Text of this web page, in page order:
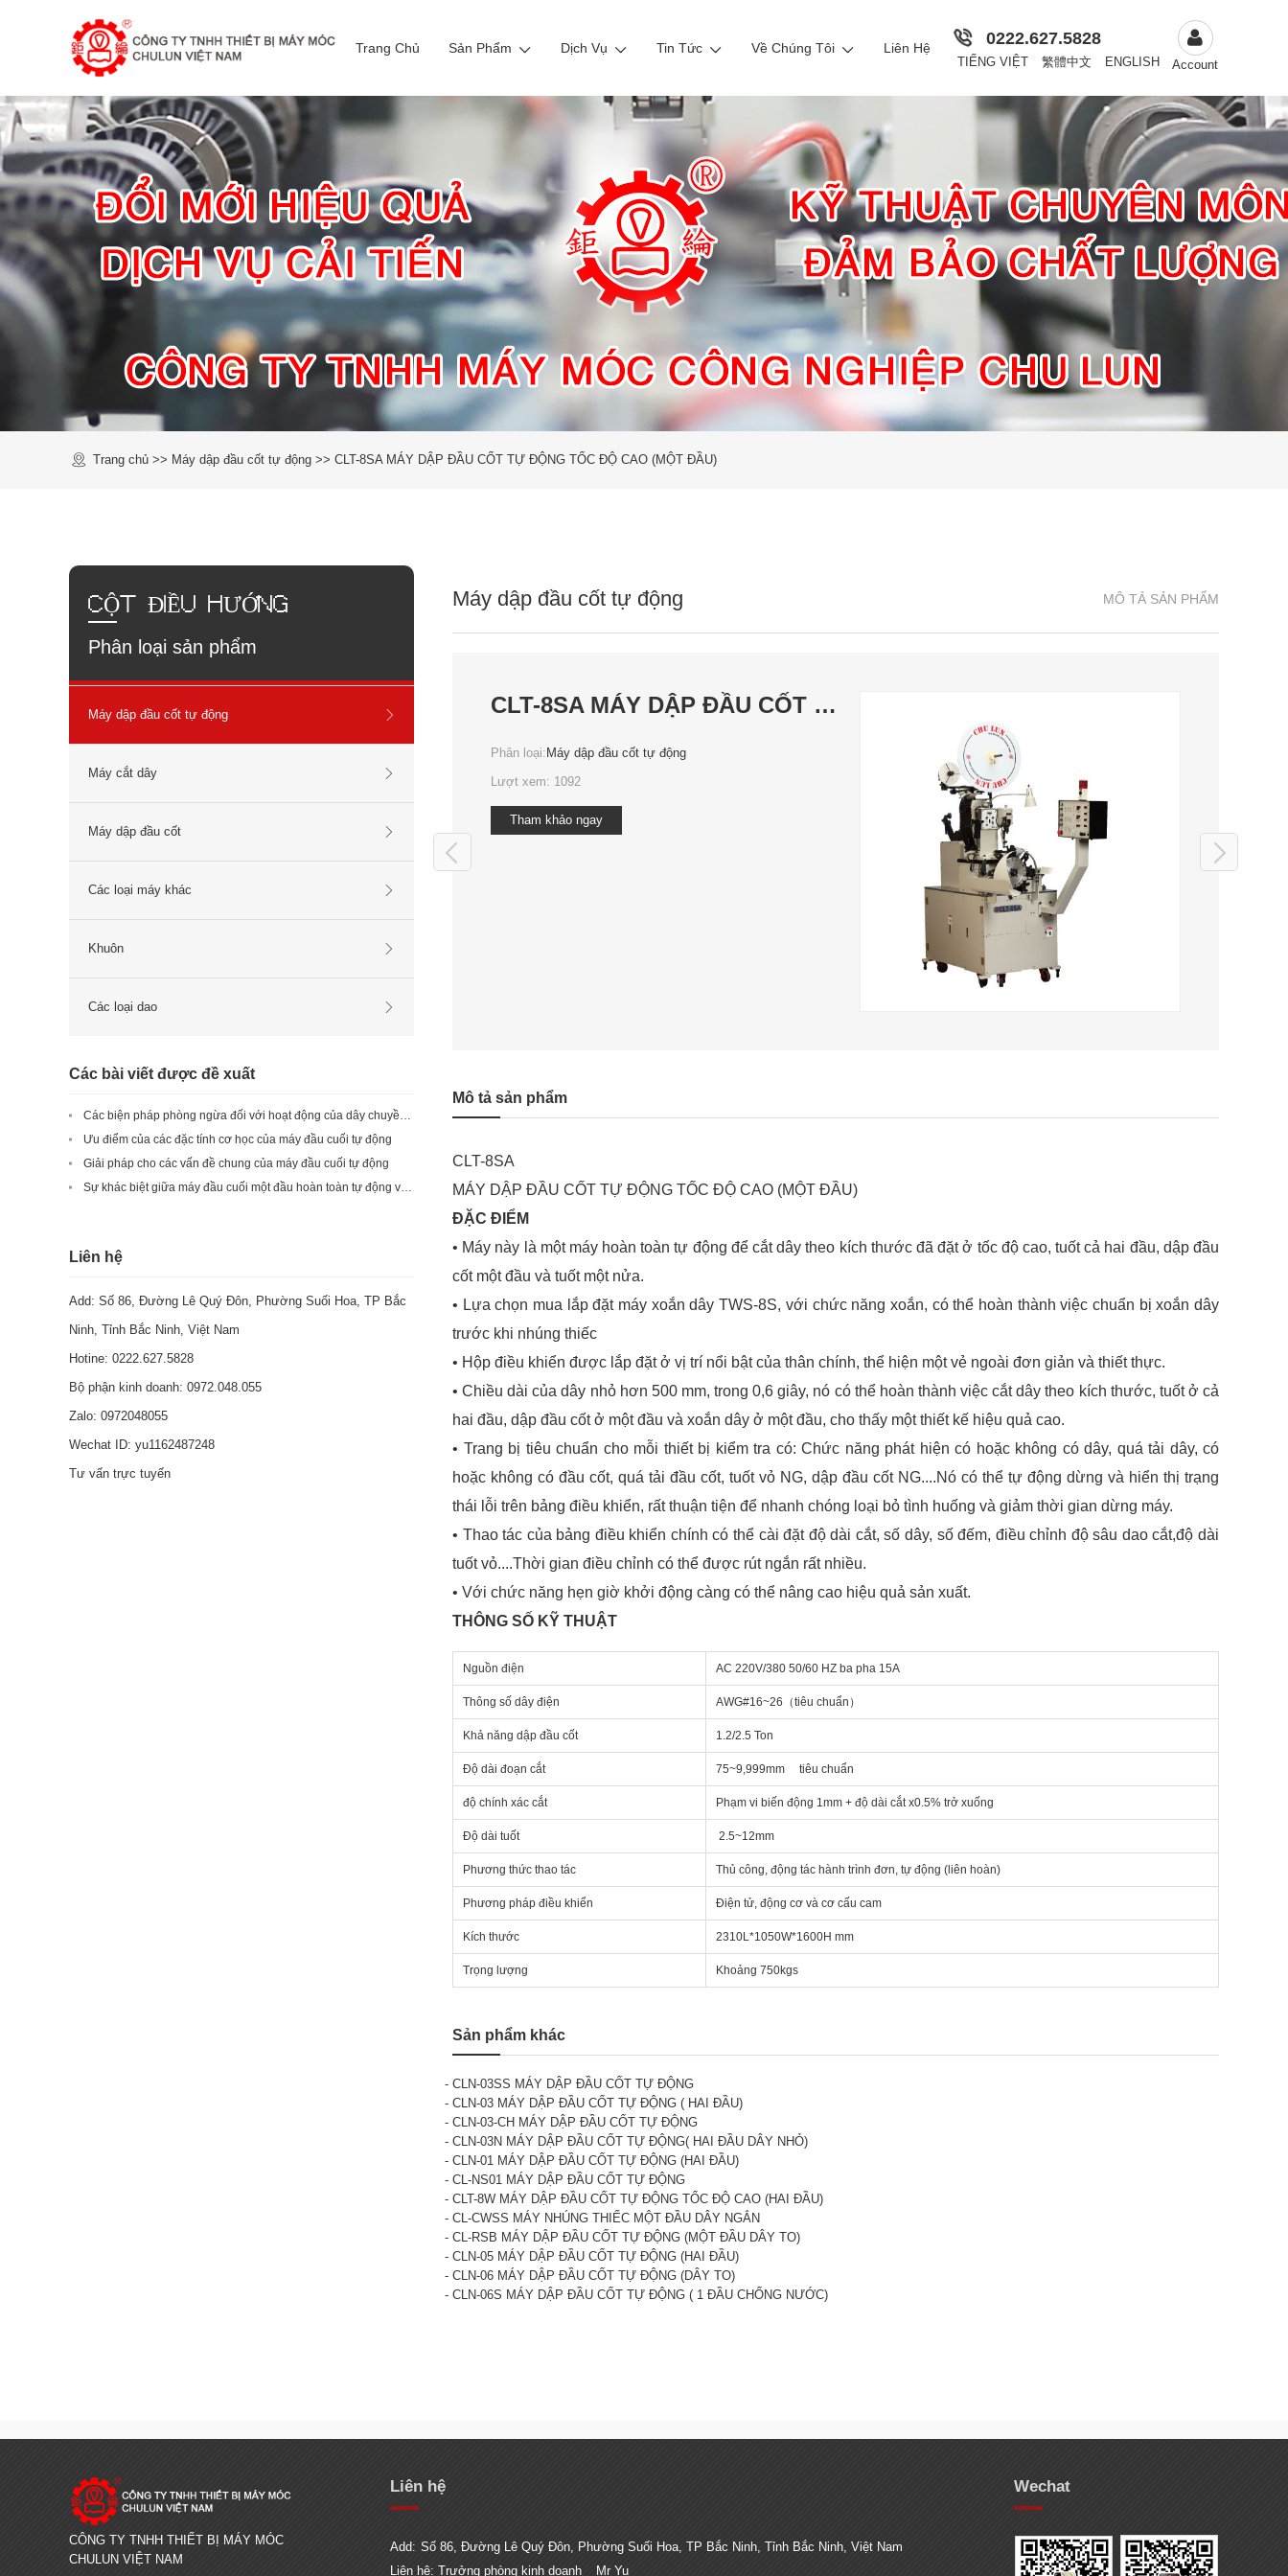
Trang Chủ Sản Phẩm Dịch Vụ Tin Tức Về Chúng Tôi Liên Hệ 0222.627.5828
TIẾNG VIỆT 繁體中文 ENGLISH Account
Trang chủ >> Máy dập đầu cốt tự động >> CLT-8SA MÁY DẬP ĐẦU CỐT TỰ ĐỘNG TỐC ĐỘ CAO (MỘT ĐẦU)
Máy dập đầu cốt tự động MÔ TẢ SẢN PHẨM
CLT-8SA MÁY DẬP ĐẦU CỐT TỰ ĐỘNG TỐC ĐỘ CAO (MỘT ĐẦU)
Phân loại: Máy dập đầu cốt tự động
Lượt xem: 1092
Tham khảo ngay
Mô tả sản phẩm
CLT-8SA
MÁY DẬP ĐẦU CỐT TỰ ĐỘNG TỐC ĐỘ CAO (MỘT ĐẦU)
ĐẶC ĐIỂM
• Máy này là một máy hoàn toàn tự động để cắt dây theo kích thước đã đặt ở tốc độ cao, tuốt cả hai đầu, dập đầu
cốt một đầu và tuốt một nửa.
• Lựa chọn mua lắp đặt máy xoắn dây TWS-8S, với chức năng xoắn, có thể hoàn thành việc chuẩn bị xoắn dây
trước khi nhúng thiếc
• Hộp điều khiển được lắp đặt ở vị trí nổi bật của thân chính, thể hiện một vẻ ngoài đơn giản và thiết thực.
•Chiều dài của dây nhỏ hơn 500 mm, trong 0,6 giây, nó có thể hoàn thành việc cắt dây theo kích thước, tuốt ở cả
hai đầu, dập đầu cốt ở một đầu và xoắn dây ở một đầu, cho thấy một thiết kế hiệu quả cao.
• Trang bị tiêu chuẩn cho mỗi thiết bị kiểm tra có: Chức năng phát hiện có hoặc không có dây, quá tải dây, có
hoặc không có đầu cốt, quá tải đầu cốt, tuốt vỏ NG, dập đầu cốt NG....Nó có thể tự động dừng và hiển thị trạng
thái lỗi trên bảng điều khiển, rất thuận tiện để nhanh chóng loại bỏ tình huống và giảm thời gian dừng máy.
• Thao tác của bảng điều khiển chính có thể cài đặt độ dài cắt, số dây, số đếm, điều chỉnh độ sâu dao cắt,độ dài
tuốt vỏ....Thời gian điều chỉnh có thể được rút ngắn rất nhiều.
• ​Với chức năng hẹn giờ khởi động càng có thể nâng cao hiệu quả sản xuất.
THÔNG SỐ KỸ THUẬT
Nguồn điện AC 220V/380 50/60 HZ ba pha 15A
Thông số dây điện AWG#16~26（tiêu chuẩn）
Khả năng dập đầu cốt 1.2/2.5 Ton
Độ dài đoạn cắt 75~9,999mm tiêu chuẩn
độ chính xác cắt Phạm vi biến động 1mm + độ dài cắt x0.5% trở xuống
Độ dài tuốt 2.5~12mm
Phương thức thao tác Thủ công, động tác hành trình đơn, tự động (liên hoàn)
Phương pháp điều khiển Điện tử, động cơ và cơ cấu cam
Kích thước 2310L*1050W*1600H mm
Trọng lượng Khoảng 750kgs
Sản phẩm khác
- CLN-03SS MÁY DẬP ĐẦU CỐT TỰ ĐỘNG
- CLN-03 MÁY DẬP ĐẦU CỐT TỰ ĐỘNG ( HAI ĐẦU)
- CLN-03-CH MÁY DẬP ĐẦU CỐT TỰ ĐỘNG
- CLN-03N MÁY DẬP ĐẦU CỐT TỰ ĐỘNG( HAI ĐẦU DÂY NHỎ)
- CLN-01 MÁY DẬP ĐẦU CỐT TỰ ĐỘNG (HAI ĐẦU)
- CL-NS01 MÁY DẬP ĐẦU CỐT TỰ ĐỘNG
- CLT-8W MÁY DẬP ĐẦU CỐT TỰ ĐỘNG TỐC ĐỘ CAO (HAI ĐẦU)
- CL-CWSS MÁY NHÚNG THIẾC MỘT ĐẦU DÂY NGẮN
- CL-RSB MÁY DẬP ĐẦU CỐT TỰ ĐỘNG (MỘT ĐẦU DÂY TO)
- CLN-05 MÁY DẬP ĐẦU CỐT TỰ ĐỘNG (HAI ĐẦU)
- CLN-06 MÁY DẬP ĐẦU CỐT TỰ ĐỘNG (DÂY TO)
- CLN-06S MÁY DẬP ĐẦU CỐT TỰ ĐỘNG ( 1 ĐẦU CHỐNG NƯỚC)
CỘT ĐIỀU HƯỚNG
Phân loại sản phẩm
Máy dập đầu cốt tự động
Máy cắt dây
Máy dập đầu cốt
Các loại máy khác
Khuôn
Các loại dao
Các bài viết được đề xuất
Các biện pháp phòng ngừa đối với hoạt động của dây chuyền cắt tự động và máy nhúng thiếc
Ưu điểm của các đặc tính cơ học của máy đầu cuối tự động
Giải pháp cho các vấn đề chung của máy đầu cuối tự động
Sự khác biệt giữa máy đầu cuối một đầu hoàn toàn tự động và máy đầu cuối hai đầu là gì?
Liên hệ
Add: Số 86, Đường Lê Quý Đôn, Phường Suối Hoa, TP Bắc
Ninh, Tỉnh Bắc Ninh, Việt Nam
Hotine: 0222.627.5828
Bộ phận kinh doanh: 0972.048.055
Zalo: 0972048055
Wechat ID: yu1162487248
Tư vấn trực tuyến
CÔNG TY TNHH THIẾT BỊ MÁY MÓC
CHULUN VIỆT NAM
Liên hệ
Add: Số 86, Đường Lê Quý Đôn, Phường Suối Hoa, TP Bắc Ninh, Tỉnh Bắc Ninh, Việt Nam
Liên hệ: Trưởng phòng kinh doanh _ Mr Yu
Wechat